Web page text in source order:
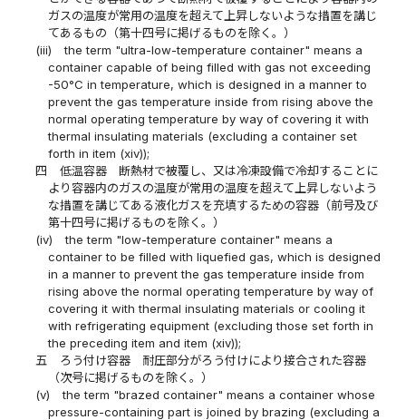
ガスの温度が常用の温度を超えて上昇しないような措置を講じ
てあるもの（第十四号に掲げるものを除く。）
(iii)
the term "ultra-low-temperature container" means a
container capable of being filled with gas not exceeding
-50°C in temperature, which is designed in a manner to
prevent the gas temperature inside from rising above the
normal operating temperature by way of covering it with
thermal insulating materials (excluding a container set
forth in item (xiv));
四
低温容器 断熱材で被覆し、又は冷凍設備で冷却することに
より容器内のガスの温度が常用の温度を超えて上昇しないよう
な措置を講じてある液化ガスを充填するための容器（前号及び
第十四号に掲げるものを除く。）
(iv)
the term "low-temperature container" means a
container to be filled with liquefied gas, which is designed
in a manner to prevent the gas temperature inside from
rising above the normal operating temperature by way of
covering it with thermal insulating materials or cooling it
with refrigerating equipment (excluding those set forth in
the preceding item and item (xiv));
五
ろう付け容器 耐圧部分がろう付けにより接合された容器
（次号に掲げるものを除く。）
(v)
the term "brazed container" means a container whose
pressure-containing part is joined by brazing (excluding a